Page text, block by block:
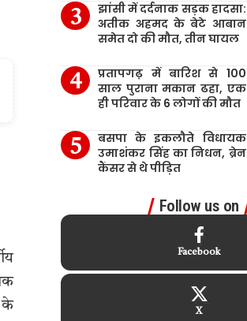
के
झांसी में दर्दनाक सड़क हादसा:
अतीक अहमद के बेटे आबान
समेत दो की मौत, तीन घायल
प्रतापगढ़ में बारिश से 100
साल पुराना मकान ढहा, एक
ही परिवार के 6 लोगों की मौत
बसपा के इकलौते विधायक
उमाशंकर सिंह का निधन, ब्रेन
कैंसर से थे पीड़ित
Follow us on
Facebook
X